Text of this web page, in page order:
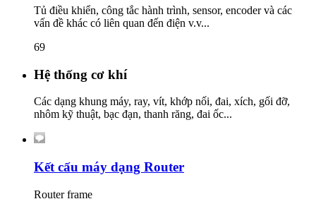
Tủ điều khiển, công tắc hành trình, sensor, encoder và các
vấn đề khác có liên quan đến điện v.v...
69
Hệ thống cơ khí
Các dạng khung máy, ray, vít, khớp nối, đai, xích, gối đỡ,
nhôm kỹ thuật, bạc đạn, thanh răng, đai ốc...
Kết cấu máy dạng Router
Router frame